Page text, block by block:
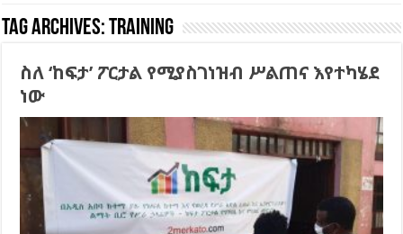
Tag Archives:training
ስለ ‘ከፍታ’ ፖርታል የሚያስገነዝብ ሥልጠና እየተካሄደ
ነው